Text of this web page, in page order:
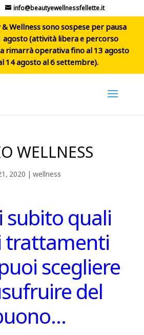
info@beautyewellnessfellette.it
Wellness sono sospese per pausa
agosto (attività libera e percorso
rimarrà operativa fino al 13 agosto
14 agosto al 6 settembre).
WELLNESS
2020 | wellness
subito quali
trattamenti
scegliere
del